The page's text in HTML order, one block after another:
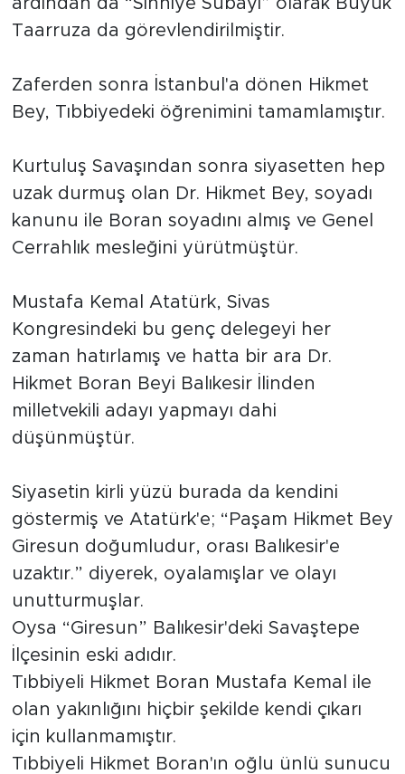
Taarruza da görevlendirilmiştir.
Zaferden sonra İstanbul'a dönen Hikmet
Bey, Tıbbiyedeki öğrenimini tamamlamıştır.
Kurtuluş Savaşından sonra siyasetten hep
uzak durmuş olan Dr. Hikmet Bey, soyadı
kanunu ile Boran soyadını almış ve Genel
Cerrahlık mesleğini yürütmüştür.
Mustafa Kemal Atatürk, Sivas
Kongresindeki bu genç delegeyi her
zaman hatırlamış ve hatta bir ara Dr.
Hikmet Boran Beyi Balıkesir İlinden
milletvekili adayı yapmayı dahi
düşünmüştür.
Siyasetin kirli yüzü burada da kendini
göstermiş ve Atatürk'e; “Paşam Hikmet Bey
Giresun doğumludur, orası Balıkesir'e
uzaktır.” diyerek, oyalamışlar ve olayı
unutturmuşlar.
Oysa “Giresun” Balıkesir'deki Savaştepe
İlçesinin eski adıdır.
Tıbbiyeli Hikmet Boran Mustafa Kemal ile
olan yakınlığını hiçbir şekilde kendi çıkarı
için kullanmamıştır.
Tıbbiyeli Hikmet Boran'ın oğlu ünlü sunucu